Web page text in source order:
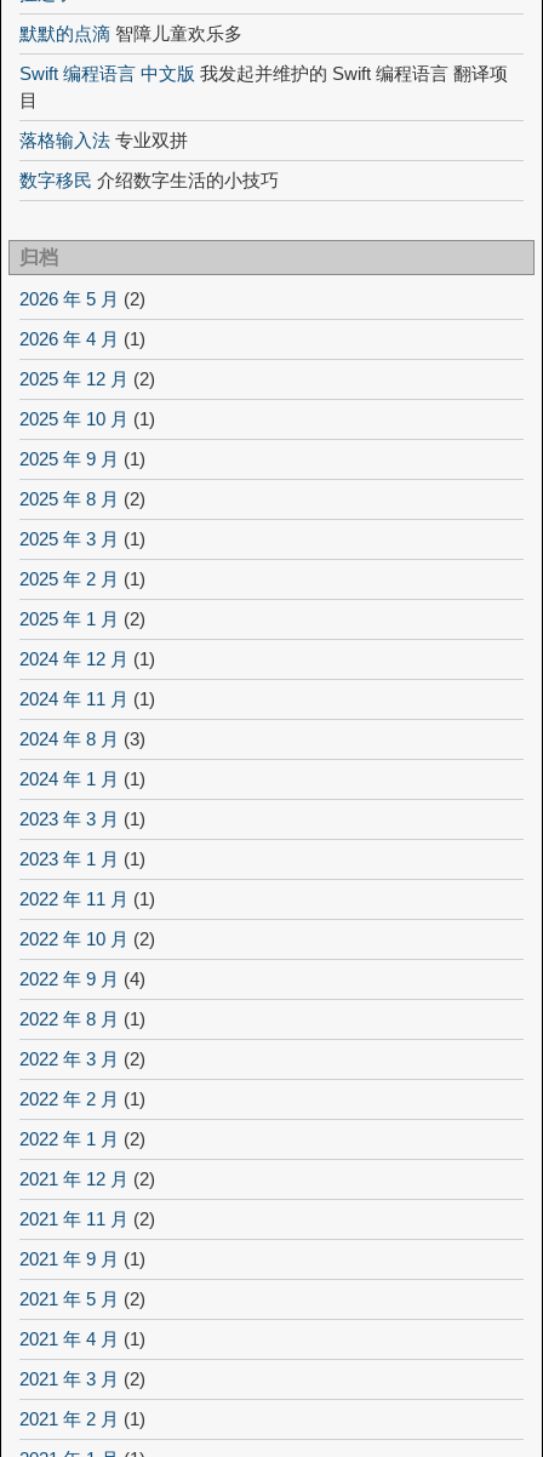
默默的点滴 智障儿童欢乐多
Swift 编程语言 中文版 我发起并维护的 Swift 编程语言 翻译项
目
落格输入法 专业双拼
数字移民 介绍数字生活的小技巧
归档
2026 年 5 月 (2)
2026 年 4 月 (1)
2025 年 12 月 (2)
2025 年 10 月 (1)
2025 年 9 月 (1)
2025 年 8 月 (2)
2025 年 3 月 (1)
2025 年 2 月 (1)
2025 年 1 月 (2)
2024 年 12 月 (1)
2024 年 11 月 (1)
2024 年 8 月 (3)
2024 年 1 月 (1)
2023 年 3 月 (1)
2023 年 1 月 (1)
2022 年 11 月 (1)
2022 年 10 月 (2)
2022 年 9 月 (4)
2022 年 8 月 (1)
2022 年 3 月 (2)
2022 年 2 月 (1)
2022 年 1 月 (2)
2021 年 12 月 (2)
2021 年 11 月 (2)
2021 年 9 月 (1)
2021 年 5 月 (2)
2021 年 4 月 (1)
2021 年 3 月 (2)
2021 年 2 月 (1)